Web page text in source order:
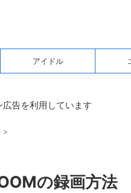
アイドル
告を利用しています
>
の録画方法